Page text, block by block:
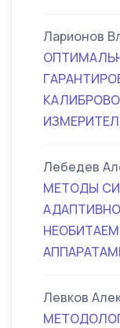
Ларионов
Лебедев
МЕТОДЫ
Левков